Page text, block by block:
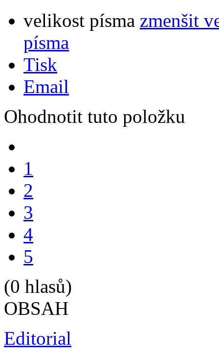
velikost písma zmenšit
písma
Tisk
Email
Ohodnotit tuto položku
1
2
3
4
5
(0 hlasů)
OBSAH
Editorial